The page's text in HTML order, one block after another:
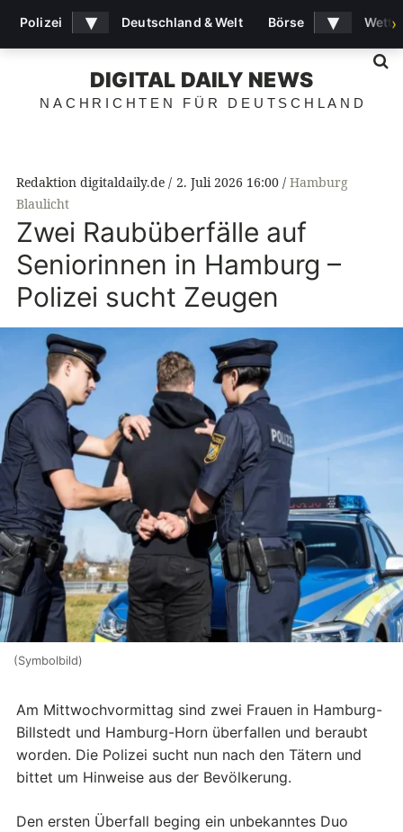
DIGITAL DAILY NEWS
NACHRICHTEN FÜR DEUTSCHLAND
Redaktion digitaldaily.de 2. Juli 2026 16:00
Hamburg
Blaulicht
Zwei Raubüberfälle auf
Seniorinnen in Hamburg –
Polizei sucht Zeugen
(Symbolbild)
Am Mittwochvormittag sind zwei Frauen in Hamburg-
Billstedt und Hamburg-Horn überfallen und beraubt
worden. Die Polizei sucht nun nach den Tätern und
bittet um Hinweise aus der Bevölkerung.
Den ersten Überfall beging ein unbekanntes Duo
Polizei ▾ Deutschland & Welt Börse ▾ ›